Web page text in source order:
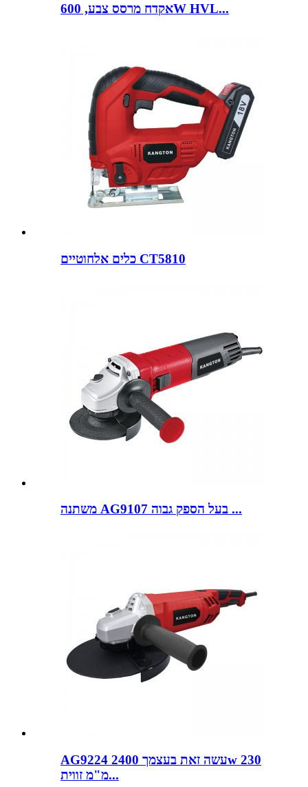
אקדח מרסס צבע, 600W HVL...
כלים אלחוטיים CT5810
משתנה AG9107 בעל הספק גבוה ...
AG9224 עשה זאת בעצמך 2400w 230
מ"מ זווית...